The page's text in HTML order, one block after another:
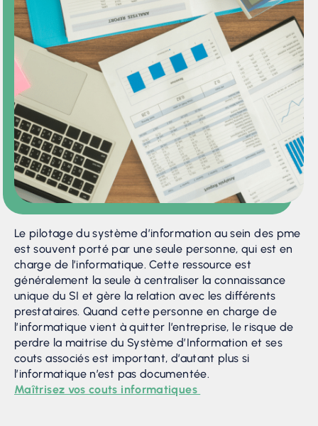
Le pilotage du système d’information au sein des pme
est souvent porté par une seule personne, qui est en
charge de l’informatique. Cette ressource est
généralement la seule à centraliser la connaissance
unique du SI et gère la relation avec les différents
prestataires. Quand cette personne en charge de
l’informatique vient à quitter l’entreprise, le risque de
perdre la maitrise du Système d’Information et ses
couts associés est important, d’autant plus si
l’informatique n’est pas documentée.
Maîtrisez vos couts informatiques